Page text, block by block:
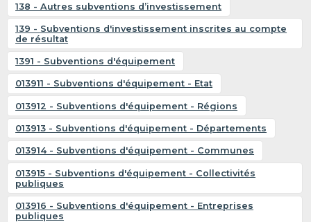
138 - Autres subventions d’investissement
139 - Subventions d'investissement inscrites au compte
de résultat
1391 - Subventions d'équipement
013911 - Subventions d'équipement - Etat
013912 - Subventions d'équipement - Régions
013913 - Subventions d'équipement - Départements
013914 - Subventions d'équipement - Communes
013915 - Subventions d'équipement - Collectivités
publiques
013916 - Subventions d'équipement - Entreprises
publiques